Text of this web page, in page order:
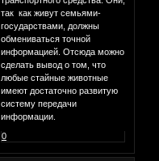
так как живут семьями-
государствами, должны
обмениваться точной
информацией. Отсюда можно
сделать вывод о том, что
любые стайные животные
имеют достаточно развитую
систему передачи
информации.
0